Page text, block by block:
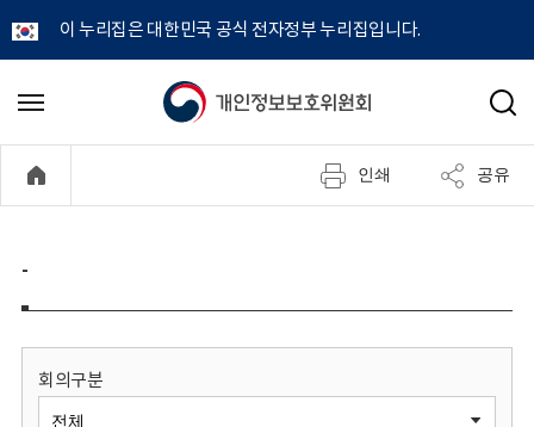
이 누리집은 대한민국 공식 전자정부 누리집입니다.
개
정
보
메
기
검
인쇄 공유
-
회의구분